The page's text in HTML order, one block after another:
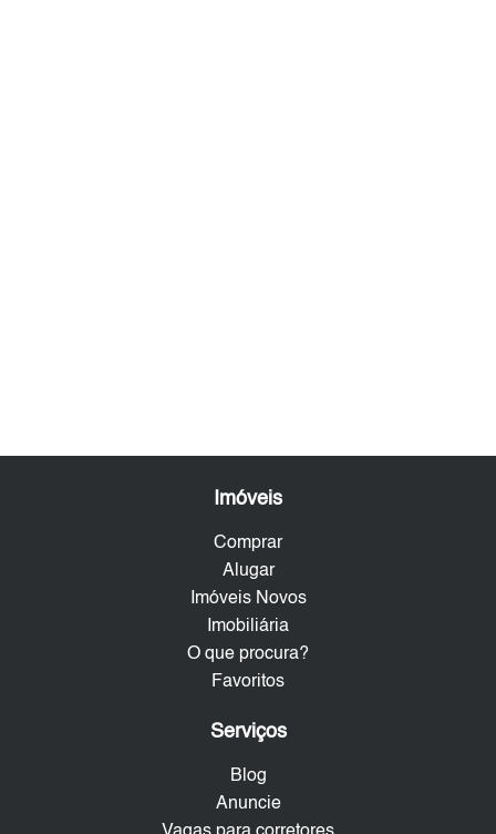
Imóveis
Comprar
Alugar
Imóveis Novos
Imobiliária
O que procura?
Favoritos
Serviços
Blog
Anuncie